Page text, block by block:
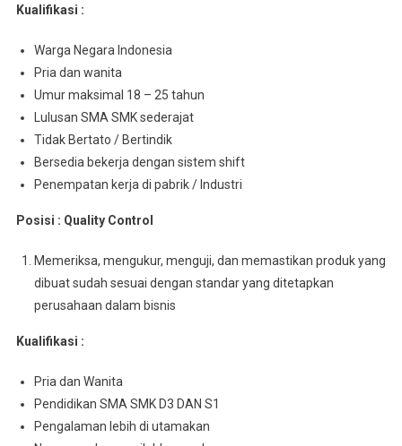
Kualifikasi :
Warga Negara Indonesia
Pria dan wanita
Umur maksimal 18 – 25 tahun
Lulusan SMA SMK sederajat
Tidak Bertato / Bertindik
Bersedia bekerja dengan sistem shift
Penempatan kerja di pabrik / Industri
Posisi : Quality Control
Memeriksa, mengukur, menguji, dan memastikan produk yang
dibuat sudah sesuai dengan standar yang ditetapkan
perusahaan dalam bisnis
Kualifikasi :
Pria dan Wanita
Pendidikan SMA SMK D3 DAN S1
Pengalaman lebih di utamakan